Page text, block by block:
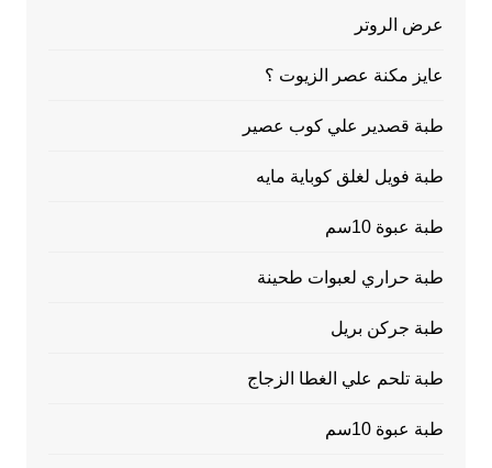
عرض الروتر
عايز مكنة عصر الزيوت ؟
طبة قصدير علي كوب عصير
طبة فويل لغلق كوباية مايه
طبة عبوة 10سم
طبة حراري لعبوات طحينة
طبة جركن بريل
طبة تلحم علي الغطا الزجاج
طبة عبوة 10سم